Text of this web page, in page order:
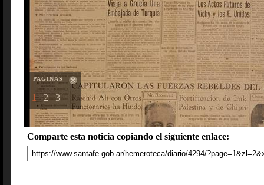
PAGINAS
1 2 3
Comparte esta noticia copiando el siguiente enlace: